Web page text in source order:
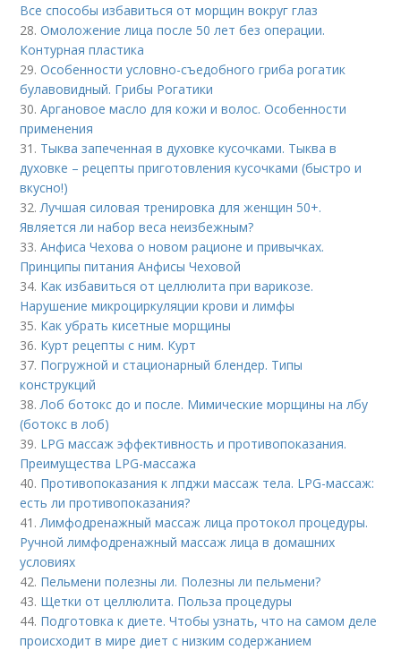
Все способы избавиться от морщин вокруг глаз
28.Омоложение лица после 50 лет без операции.
Контурная пластика
29.Особенности условно-съедобного гриба рогатик
булавовидный. Грибы Рогатики
30.Аргановое масло для кожи и волос. Особенности
применения
31. Тыква запеченная в духовке кусочками. Тыква в
духовке – рецепты приготовления кусочками (быстро и
вкусно!)
32. Лучшая силовая тренировка для женщин 50+.
Является ли набор веса неизбежным?
33.Анфиса Чехова о новом рационе и привычках.
Принципы питания Анфисы Чеховой
34. Как избавиться от целлюлита при варикозе.
Нарушение микроциркуляции крови и лимфы
35. Как убрать кисетные морщины
36. Курт рецепты с ним. Курт
37. Погружной и стационарный блендер. Типы
конструкций
38. Лоб ботокс до и после. Мимические морщины на лбу
(ботокс в лоб)
39. LPG массаж эффективность и противопоказания.
Преимущества LPG-массажа
40. Противопоказания к лпджи массаж тела. LPG-массаж:
есть ли противопоказания?
41. Лимфодренажный массаж лица протокол процедуры.
Ручной лимфодренажный массаж лица в домашних
условиях
42. Пельмени полезны ли. Полезны ли пельмени?
43. Щетки от целлюлита. Польза процедуры
44. Подготовка к диете. Чтобы узнать, что на самом деле
происходит в мире диет с низким содержанием